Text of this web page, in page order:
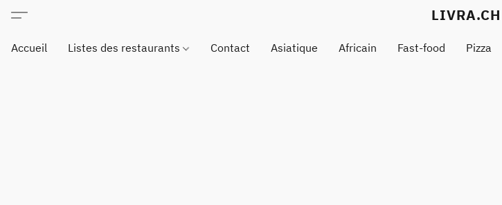
LIVRA.CH
Accueil Listes des restaurants Contact Asiatique Africain Fast-food Pizza